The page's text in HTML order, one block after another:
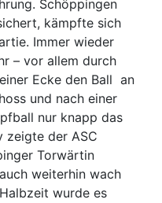
Schöppingen
kämpfte sich
Immer wieder
– vor allem durch
Ecke den Ball an
und nach einer
nur knapp das
zeigte der ASC
Torwärtin
weiterhin wach
wurde es